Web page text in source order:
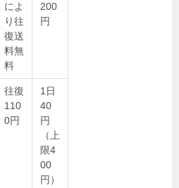
によ
り往
復送
料無
料
200
円
往復
110
0円
1日
40
円
（上
限4
00
円）